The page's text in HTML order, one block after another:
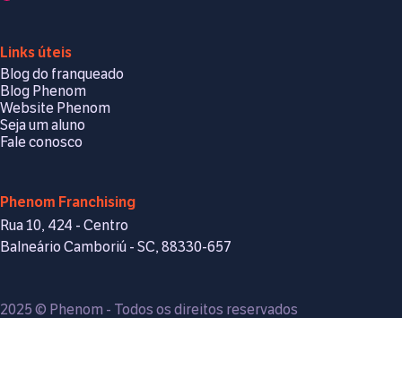
Links úteis
Blog do franqueado
Blog Phenom
Website Phenom
Seja um aluno
Fale conosco
Phenom Franchising
Rua 10, 424 - Centro
Balneário Camboriú - SC, 88330-657
2025 © Phenom - Todos os direitos reservados